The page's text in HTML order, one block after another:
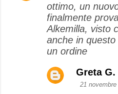
ottimo, un
finalmente
Alkemilla, visto
anche in
un ordine
Greta G.
21